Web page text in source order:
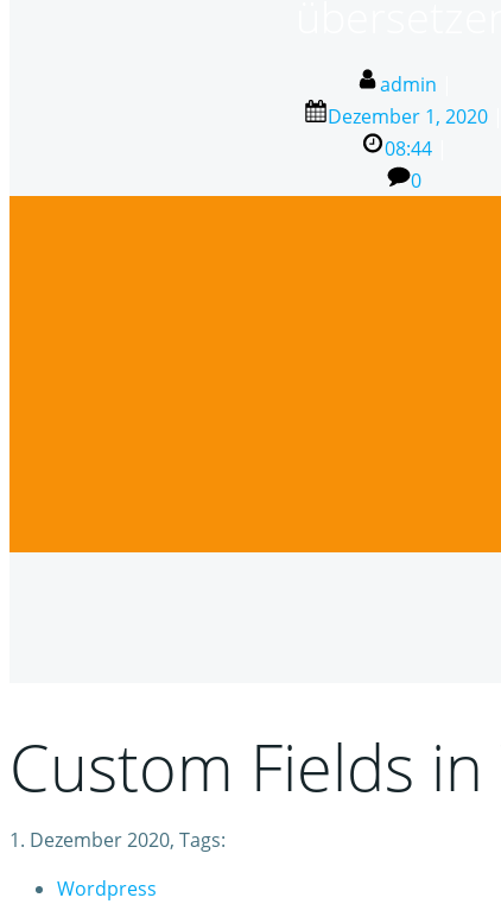
admin
Dezember 1, 2020
08:44
0
Custom Fields
1. Dezember 2020, Tags:
Wordpress